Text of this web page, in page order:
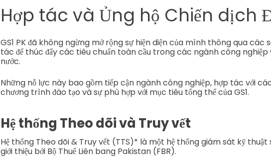
Hợp tác và Ủng hộ Chiến dịch
GS1 PK đã không ngừng mở rộng sự hiện diện của mình thông qua các
tác để thúc đẩy các tiêu chuẩn toàn cầu trong các ngành công nghiệp
nước.
Những nỗ lực này bao gồm tiếp cận ngành công nghiệp, hợp tác với
chương trình đào tạo và sự phù hợp với mục tiêu tổng thể của GS1.
Hệ thống Theo dõi và Truy vết
Hệ thống Theo dõi & Truy vết (TTS)* là một hệ thống giám sát kỹ
giới thiệu bởi Bộ Thuế Liên bang Pakistan (FBR).